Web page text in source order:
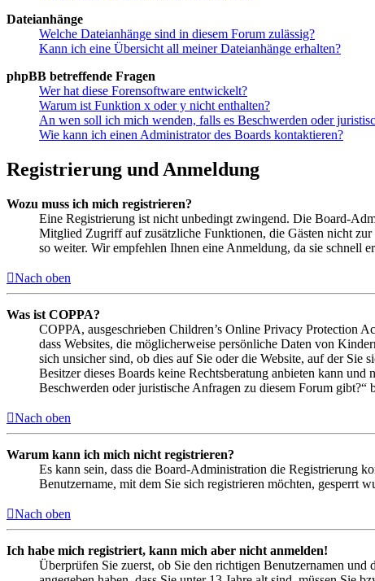
Dateianhänge
Welche Dateianhänge sind in diesem Forum zulässig?
Kann ich eine Übersicht all meiner Dateianhänge erhalten?
phpBB betreffende Fragen
Wer hat diese Forensoftware entwickelt?
Warum ist Funktion x oder y nicht enthalten?
An wen soll ich mich wenden, falls es Beschwerden oder
Wie kann ich einen Administrator des Boards kontaktieren?
Registrierung und Anmeldung
Wozu muss ich mich registrieren?
Eine Registrierung ist nicht unbedingt zwingend. Die Board-
Mitglied Zugriff auf zusätzliche Funktionen, die Gästen nicht
so weiter. Wir empfehlen Ihnen eine Anmeldung, da sie schnell
Nach oben
Was ist COPPA?
COPPA, ausgeschrieben Children’s Online Privacy Protection
dass Websites, die möglicherweise persönliche Daten von
sich unsicher sind, ob dies auf Sie oder die Website, auf der
Besitzer dieses Boards keine Rechtsberatung anbieten kann
Beschwerden oder juristische Anfragen zu diesem Forum gibt?“
Nach oben
Warum kann ich mich nicht registrieren?
Es kann sein, dass die Board-Administration die Registrierung
Benutzername, mit dem Sie sich registrieren möchten, gesperrt
Nach oben
Ich habe mich registriert, kann mich aber nicht anmelden!
Überprüfen Sie zuerst, ob Sie den richtigen Benutzernamen